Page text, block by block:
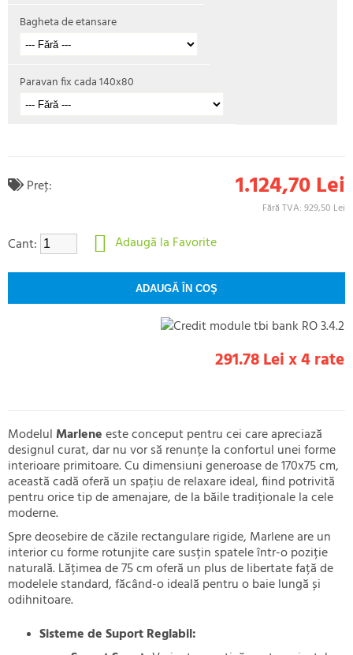
Bagheta de etansare
Paravan fix cada 140x80
Preţ: 1.124,70 Lei
Fără TVA: 929,50 Lei
Cant: Adaugă la Favorite
291.78 Lei x 4 rate
ModelulMarleneeste conceput pentru cei care apreciază
designul curat, dar nu vor să renunțe la confortul unei forme
interioare primitoare. Cu dimensiuni generoase de 170x75 cm,
această cadă oferă un spațiu de relaxare ideal, fiind potrivită
pentru orice tip de amenajare, de la băile tradiționale la cele
moderne.
Spre deosebire de căzile rectangulare rigide, Marlene are un
interior cu forme rotunjite care susțin spatele într-o poziție
naturală. Lățimea de 75 cm oferă un plus de libertate față de
modelele standard, făcând-o ideală pentru o baie lungă și
odihnitoare.
Sisteme de Suport Reglabil: